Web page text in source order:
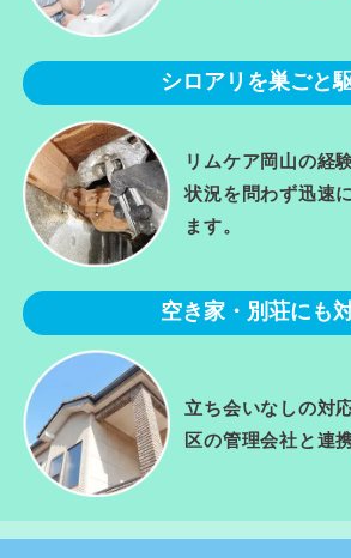
シロアリを巣ごと
リムケア岡山の経
状況を問わず迅速
ます。
空き家・別荘にも
立ち会いなしの対
区の管理会社と連